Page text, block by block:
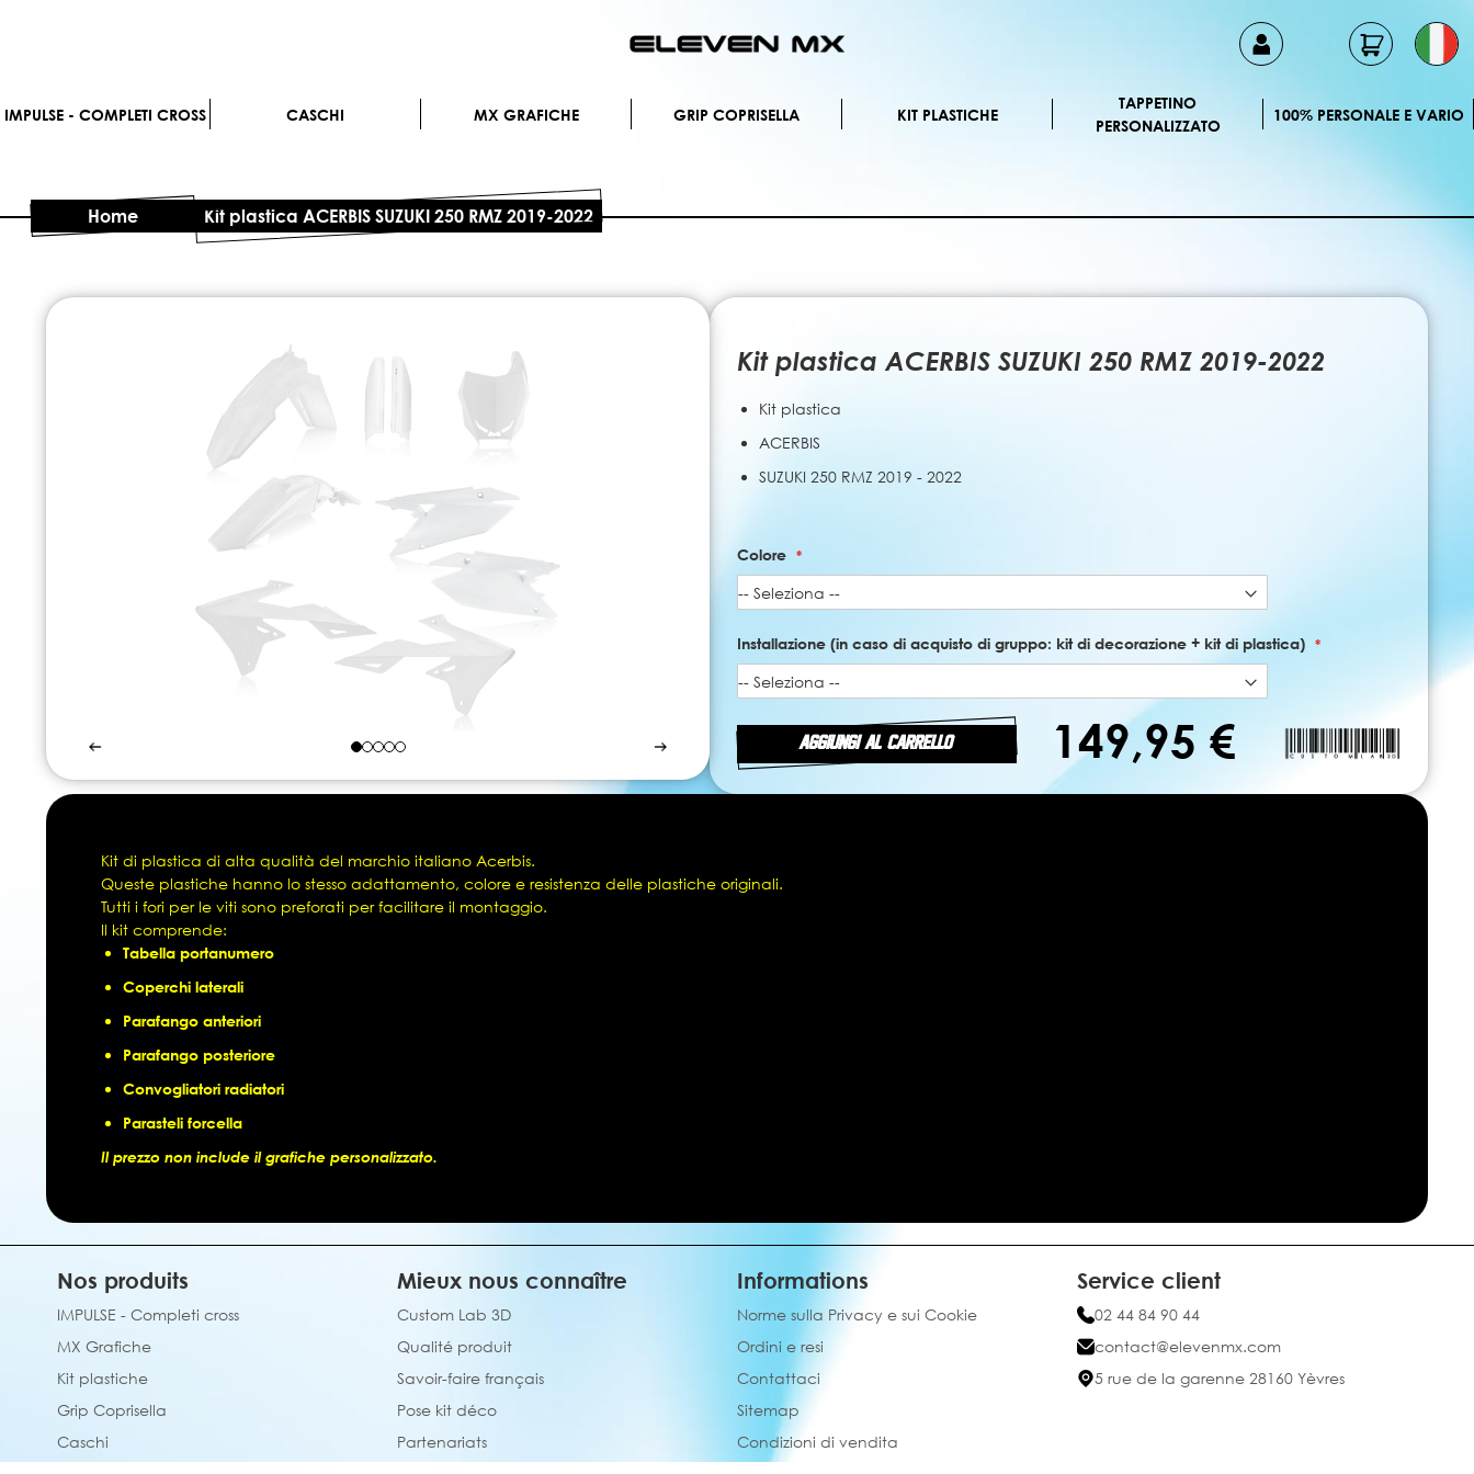
al
IMPULSE - COMPLETI CROSS CASCHI MX GRAFICHE GRIP COPRISELLA KIT PLASTICHE
TAPPETINO
PERSONALIZZATO
100% PERSONALE E VARIO
Home Kit plastica ACERBIS SUZUKI 250 RMZ 2019-2022
Kit plastica ACERBIS SUZUKI 250 RMZ 2019-2022
Kit plastica
ACERBIS
SUZUKI 250 RMZ 2019 - 2022
Colore
Installazione (in caso di acquisto di gruppo: kit di decorazione + kit di plastica)
AGGIUNGI AL CARRELLO 149,95 €
Vai
Vai
all'inizio
immagini
Kit di plastica di alta qualità del marchio italiano Acerbis.
Queste plastiche hanno lo stesso adattamento, colore e resistenza delle plastiche originali.
Tutti i fori per le viti sono preforati per facilitare il montaggio.
Il kit comprende:
Tabella portanumero
Coperchi laterali
Parafango anteriori
Parafango posteriore
Convogliatori radiatori
Parasteli forcella
Il prezzo non include il grafiche personalizzato.
Nos produits
IMPULSE - Completi cross
MX Grafiche
Kit plastiche
Grip Coprisella
Caschi
Mieux nous connaître
Custom Lab 3D
Qualité produit
Savoir-faire français
Pose kit déco
Partenariats
Informations
Norme sulla Privacy e sui Cookie
Ordini e resi
Contattaci
Sitemap
Condizioni di vendita
Service client
02 44 84 90 44
contact@elevenmx.com
5 rue de la garenne 28160 Yèvres